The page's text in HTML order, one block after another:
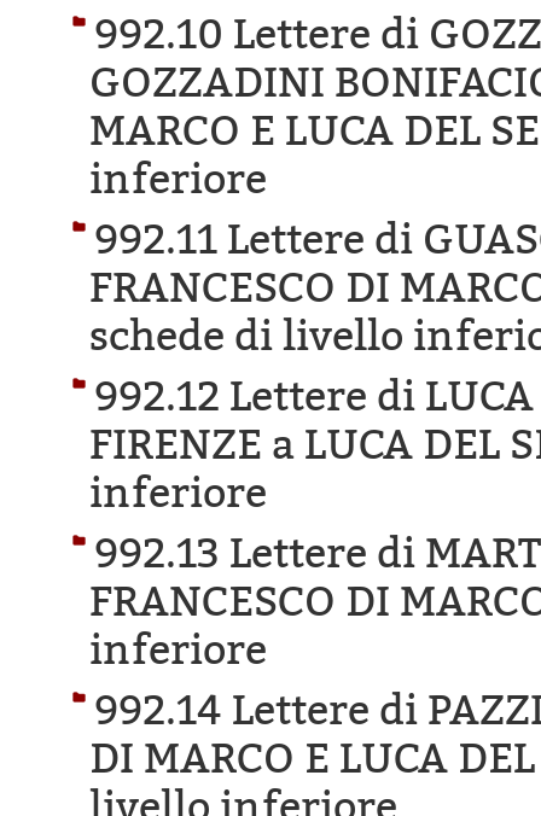
992.10 Lettere di
GOZZADINI
MARCO E LUCA DEL
inferiore
992.11 Lettere di
FRANCESCO DI
schede di livello
992.12 Lettere di
FIRENZE a LUCA DEL
inferiore
992.13 Lettere di
FRANCESCO DI
inferiore
992.14 Lettere di
DI MARCO E LUCA